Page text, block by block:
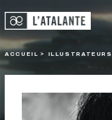
ACCUEIL ILLUSTRATEURS